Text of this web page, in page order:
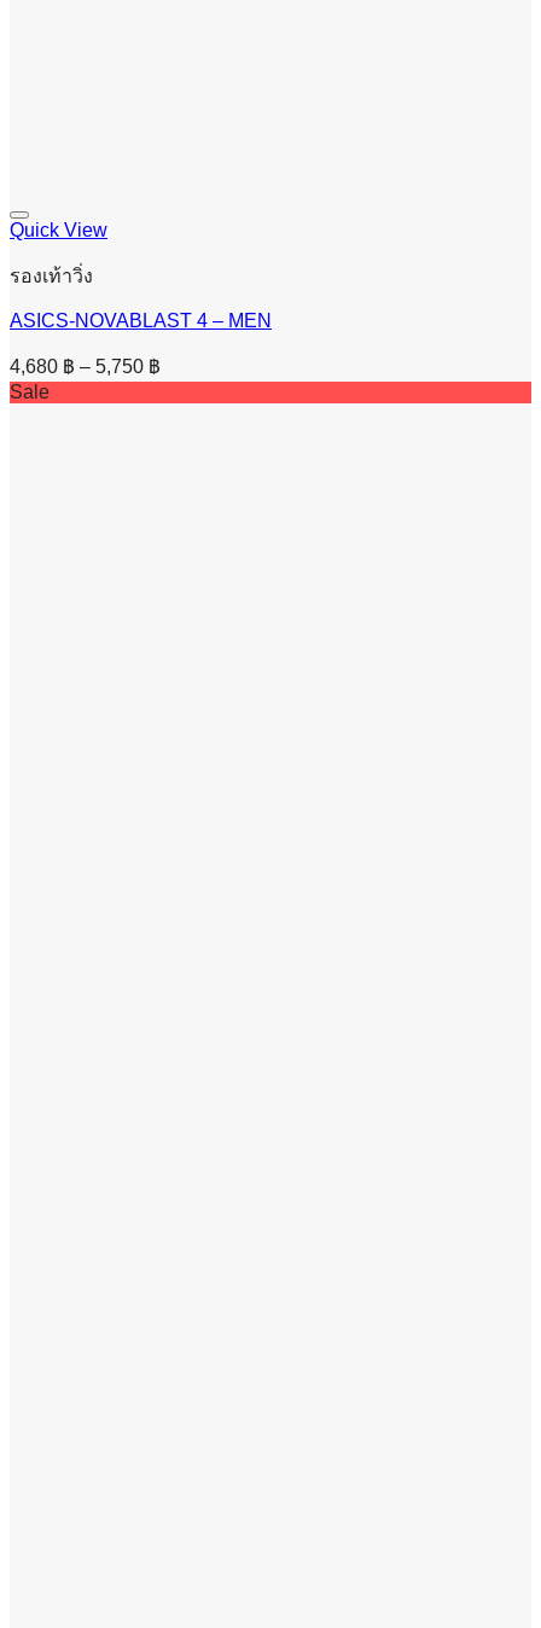
Quick View
รองเท้าวิ่ง
ASICS-NOVABLAST 4 – MEN
4,680 ฿ – 5,750 ฿
range:
4,680 ฿
Sale